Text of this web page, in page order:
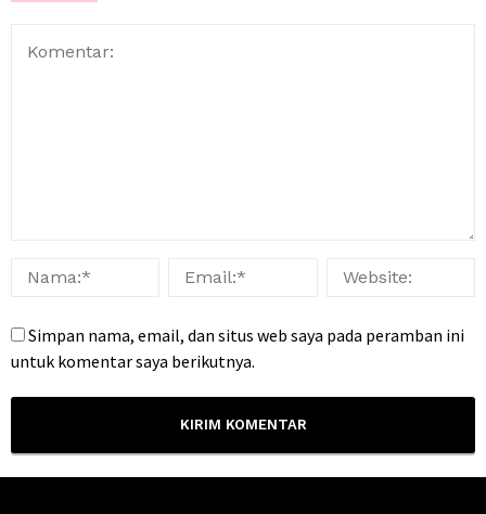
Simpan nama, email, dan situs web saya pada peramban ini
untuk komentar saya berikutnya.